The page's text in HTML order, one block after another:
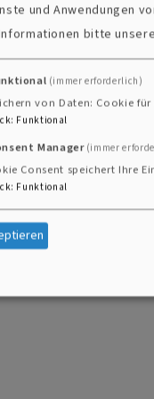
der Turm
harmonisches
Kirchenraums
und Anwendungen
bitte unsere
(immer erforderlich)
von Daten: Cookie
: Funktional
Manager (immer
Consent speichert Ihre
: Funktional